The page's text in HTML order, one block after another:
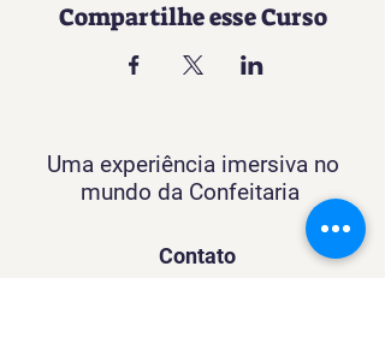
Compartilhe esse Curso
Uma experiência imersiva no
mundo da Confeitaria
Contato